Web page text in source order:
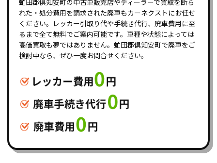
れた・処分費用を請求された廃車もカーネクストにお任せ
ください。レッカー引取り代や手続き代行、廃車費用に至
るまで全て無料でご案内可能です。車種や状態によっては
高価買取も夢ではありません。虻田郡倶知安町で廃車をご
検討中なら、ぜひ一度お問合せください。